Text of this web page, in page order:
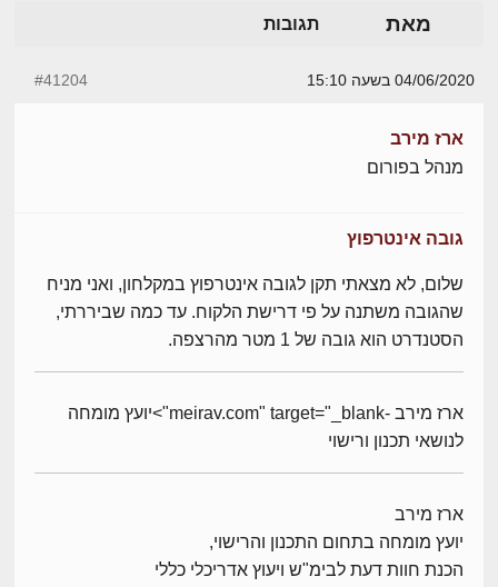
מאת תגובות
04/06/2020 בשעה 15:10 #41204
ארז מירב
מנהל בפורום
גובה אינטרפוץ
שלום, לא מצאתי תקן לגובה אינטרפוץ במקלחון, ואני מניח
שהגובה משתנה על פי דרישת הלקוח. עד כמה שביררתי,
הסטנדרט הוא גובה של 1 מטר מהרצפה.
ארז מירב -meirav.com" target="_blank">יועץ מומחה
לנושאי תכנון ורישוי
ארז מירב
יועץ מומחה בתחום התכנון והרישוי,
הכנת חוות דעת לבימ"ש ויעוץ אדריכלי כללי